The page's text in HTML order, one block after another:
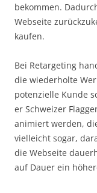
bekommen.
Webseite
kaufen.
Bei Retargeting
die wiederholte
potenzielle Kunde
er Schweizer
animiert werden,
vielleicht sogar,
die Webseite
auf Dauer ein